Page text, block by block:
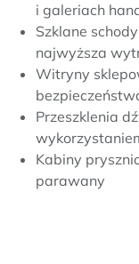
i galeriach
Szklane
najwyższa
Witryny
Przeszklenia
Kabiny
parawany